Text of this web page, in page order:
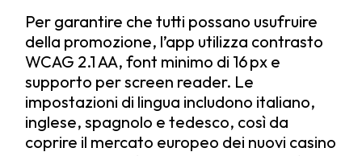
Per garantire che tutti possano usufruire
della promozione, l’app utilizza contrasto
WCAG 2.1 AA, font minimo di 16 px e
supporto per screen reader. Le
impostazioni di lingua includono italiano,
inglese, spagnolo e tedesco, così da
coprire il mercato europeo dei nuovi casino